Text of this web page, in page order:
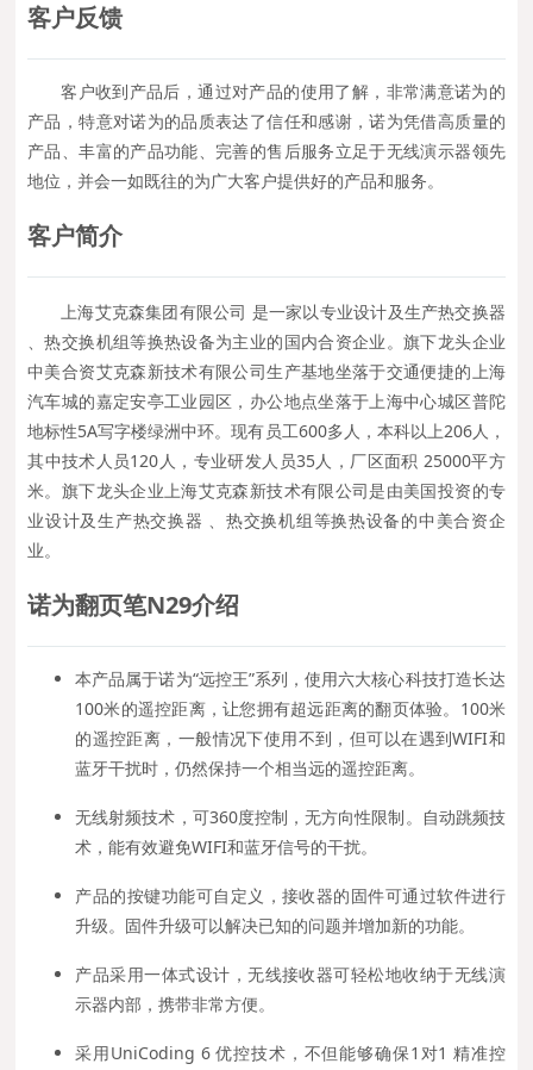
客户反馈
客户收到产品后，通过对产品的使用了解，非常满意诺为的
产品，特意对诺为的品质表达了信任和感谢，诺为凭借高质量的
产品、丰富的产品功能、完善的售后服务立足于无线演示器领先
地位，并会一如既往的为广大客户提供好的产品和服务。
客户简介
上海艾克森集团有限公司 是一家以专业设计及生产热交换器
、热交换机组等换热设备为主业的国内合资企业。旗下龙头企业
中美合资艾克森新技术有限公司生产基地坐落于交通便捷的上海
汽车城的嘉定安亭工业园区，办公地点坐落于上海中心城区普陀
地标性5A写字楼绿洲中环。现有员工600多人，本科以上206人，
其中技术人员120人，专业研发人员35人，厂区面积 25000平方
米。旗下龙头企业上海艾克森新技术有限公司是由美国投资的专
业设计及生产热交换器 、热交换机组等换热设备的中美合资企
业。
诺为翻页笔N29介绍
本产品属于诺为“远控王”系列，使用六大核心科技打造长达
100米的遥控距离，让您拥有超远距离的翻页体验。100米
的遥控距离，一般情况下使用不到，但可以在遇到WIFI和
蓝牙干扰时，仍然保持一个相当远的遥控距离。
无线射频技术，可360度控制，无方向性限制。自动跳频技
术，能有效避免WIFI和蓝牙信号的干扰。
产品的按键功能可自定义，接收器的固件可通过软件进行
升级。固件升级可以解决已知的问题并增加新的功能。
产品采用一体式设计，无线接收器可轻松地收纳于无线演
示器内部，携带非常方便。
采用UniCoding 6 优控技术，不但能够确保1对1 精准控